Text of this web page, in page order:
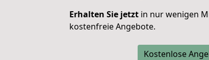
Erhalten Sie jetzt in nur wenigen
kostenfreie Angebote.
Kostenlose